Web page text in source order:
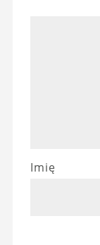
Imię